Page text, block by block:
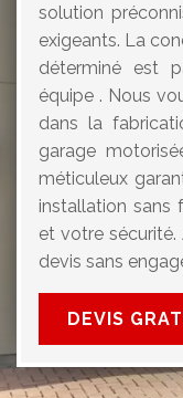
solution
exigeants. La
déterminé est
équipe . Nous
dans la
garage
méticuleux
installation sans
et votre
devis sans
DEVIS